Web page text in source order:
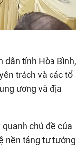
dân tỉnh Hòa Bình,
trách và các tổ
ương và địa
chủ đề của
nền tảng tư tưởng